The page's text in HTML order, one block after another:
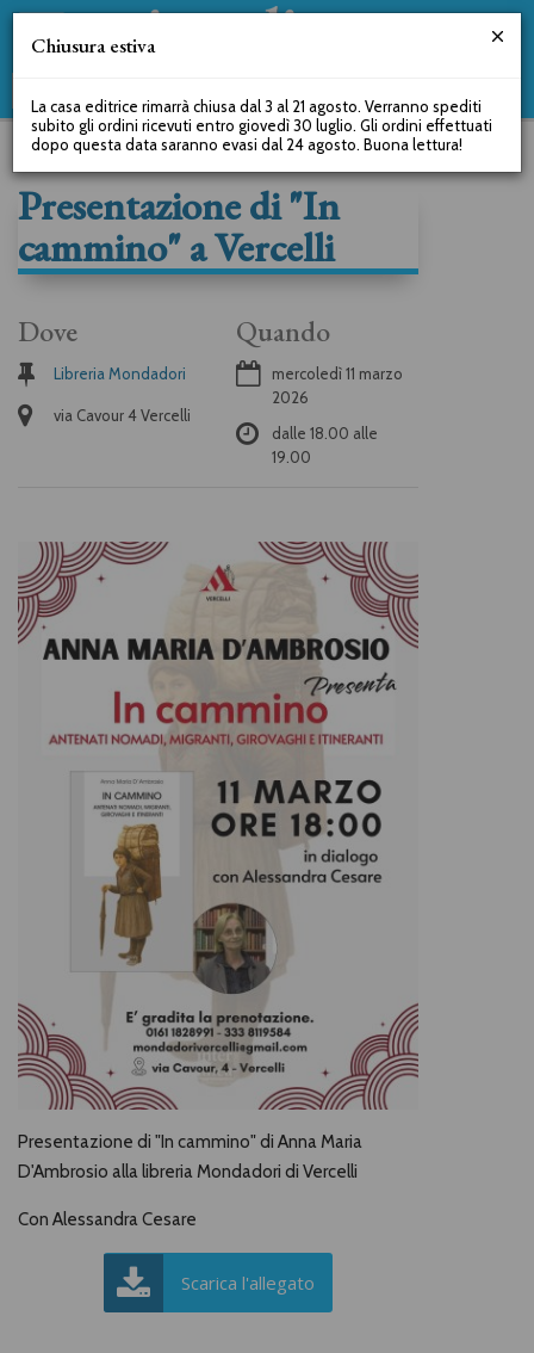
Presentazione di "In
cammino" a Vercelli
Dove
Libreria Mondadori
via Cavour 4 Vercelli
Quando
mercoledì 11 marzo
2026
dalle 18.00 alle
19.00
Presentazione di "In cammino" di Anna Maria
D'Ambrosio alla libreria Mondadori di Vercelli
Con Alessandra Cesare
Scarica l'allegato
Chiusura estiva
La casa editrice rimarrà chiusa dal 3 al 21 agosto. Verranno spediti
subito gli ordini ricevuti entro giovedì 30 luglio. Gli ordini effettuati
dopo questa data saranno evasi dal 24 agosto. Buona lettura!